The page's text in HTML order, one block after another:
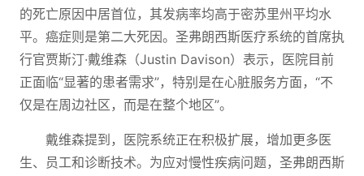
的死亡原因中居首位，其发病率均高于密苏里州平均水
平。癌症则是第二大死因。圣弗朗西斯医疗系统的首席执
行官贾斯汀·戴维森（Justin Davison）表示，医院目前
正面临“显著的患者需求”，特别是在心脏服务方面，“不
仅是在周边社区，而是在整个地区”。
戴维森提到，医院系统正在积极扩展，增加更多医
生、员工和诊断技术。为应对慢性疾病问题，圣弗朗西斯